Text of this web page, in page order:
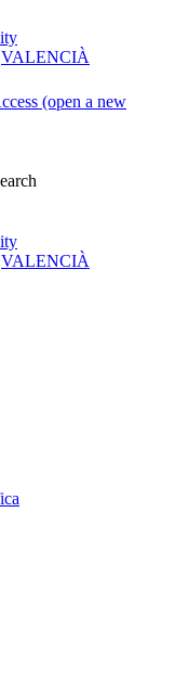
VALENCIÀ
(open a new
VALENCIÀ